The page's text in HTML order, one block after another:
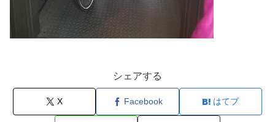
シェアする
X Facebook はてブ